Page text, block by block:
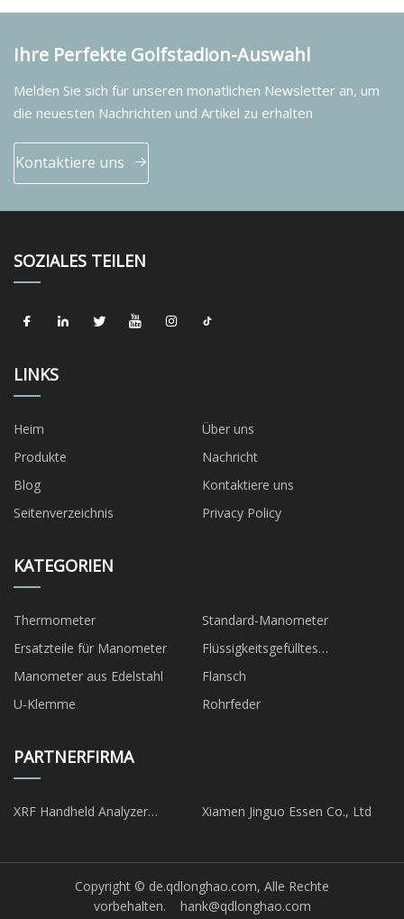
Ihre Perfekte Golfstadion-Auswahl
Melden Sie sich für unseren monatlichen Newsletter an, um
die neuesten Nachrichten und Artikel zu erhalten
Kontaktiere uns
SOZIALES TEILEN
LINKS
Heim
Über uns
Produkte
Nachricht
Blog
Kontaktiere uns
Seitenverzeichnis
Privacy Policy
KATEGORIEN
Thermometer
Standard-Manometer
Ersatzteile für Manometer
Flüssigkeitsgefülltes
Manometer
Manometer aus Edelstahl
Flansch
U-Klemme
Rohrfeder
PARTNERFIRMA
XRF Handheld Analyzer
Xiamen Jinguo Essen Co., Ltd
Copyright © de.qdlonghao.com, Alle Rechte
vorbehalten. hank@qdlonghao.com